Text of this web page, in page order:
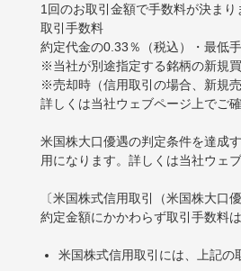
1回のお取引金額で手数料が決まり
取引手数料
約定代金の0.33％（税込）・最低
※当社が別途指定する銘柄の新規
※売却時（信用取引の場合、新規
詳しくは当社ウェブページ上でご
米国株大口優遇の判定条件を達成
用になります。詳しくは当社ウェ
〔米国株式信用取引（米国株大口
約定金額にかかわらず取引手数料
米国株式信用取引には、上記